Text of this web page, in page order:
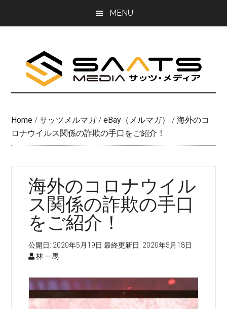
MENU
Home / サッツメルマガ / eBay（メルマガ） / 海外のコ
ロナウイルス関係の詐欺の手口をご紹介！
海外のコロナウイル
ス関係の詐欺の手口
をご紹介！
公開日: 2020年5月19日 最終更新日: 2020年5月18日
林 一馬